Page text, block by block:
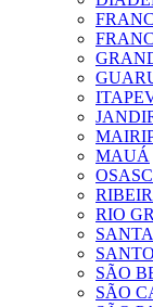
MAUÁ
RIO
SÃO
SÃO